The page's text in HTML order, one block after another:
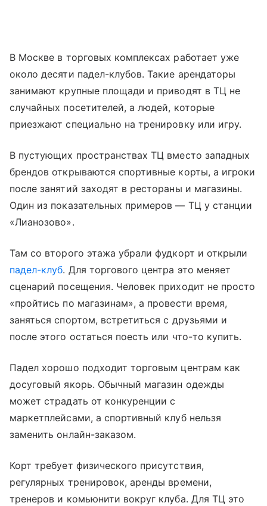
В Москве в торговых комплексах работает уже
около десяти падел-клубов. Такие арендаторы
занимают крупные площади и приводят в ТЦ не
случайных посетителей, а людей, которые
приезжают специально на тренировку или игру.
В пустующих пространствах ТЦ вместо западных
брендов открываются спортивные корты, а игроки
после занятий заходят в рестораны и магазины.
Один из показательных примеров — ТЦ у станции
«Лианозово».
Там со второго этажа убрали фудкорт и открыли
падел-клуб. Для торгового центра это меняет
сценарий посещения. Человек приходит не просто
«пройтись по магазинам», а провести время,
заняться спортом, встретиться с друзьями и
после этого остаться поесть или что-то купить.
Падел хорошо подходит торговым центрам как
досуговый якорь. Обычный магазин одежды
может страдать от конкуренции с
маркетплейсами, а спортивный клуб нельзя
заменить онлайн-заказом.
Корт требует физического присутствия,
регулярных тренировок, аренды времени,
тренеров и комьюнити вокруг клуба. Для ТЦ это